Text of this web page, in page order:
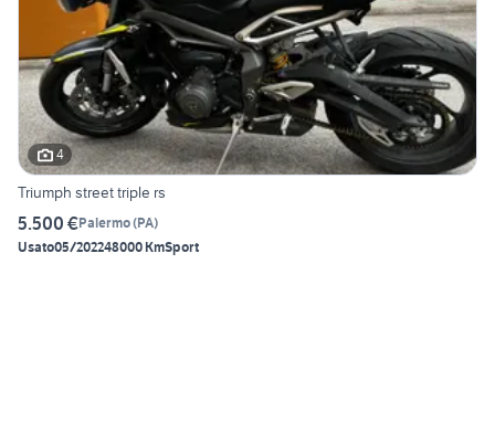
4
Triumph street triple rs
5.500 €Palermo(PA)
Usato05/202248000 KmSport